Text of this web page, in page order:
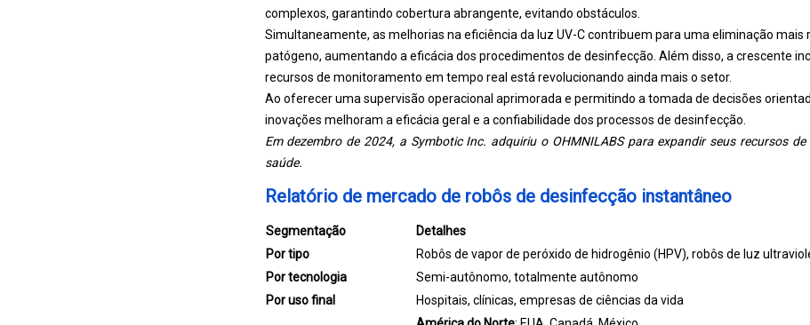
complexos, garantindo cobertura abrangente, evitando obstáculos.
Simultaneamente, as melhorias na eficiência da luz UV-C contribuem para uma eliminação mais
patógeno, aumentando a eficácia dos procedimentos de desinfecção. Além disso, a crescente
recursos de monitoramento em tempo real está revolucionando ainda mais o setor.
Ao oferecer uma supervisão operacional aprimorada e permitindo a tomada de decisões
inovações melhoram a eficácia geral e a confiabilidade dos processos de desinfecção.
Em dezembro de 2024, a Symbotic Inc. adquiriu o OHMNILABS para expandir seus recursos
saúde.
Relatório de mercado de robôs de desinfecção instantâneo
Segmentação
Detalhes
Por tipo
Robôs de vapor de peróxido de hidrogênio (HPV), robôs de luz
Por tecnologia
Semi-autônomo, totalmente autônomo
Por uso final
Hospitais, clínicas, empresas de ciências da vida